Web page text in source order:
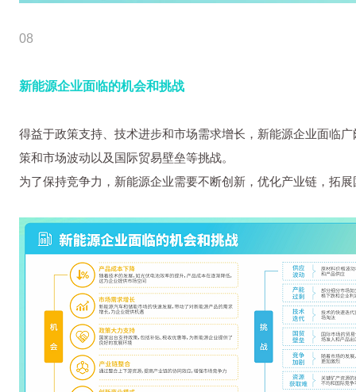
08
新能源企业面临的机会和挑战
得益于政策支持、技术进步和市场需求增长，新能源企业面临
策和市场波动以及国际贸易壁垒等挑战。
为了保持竞争力，新能源企业需要不断创新，优化产业链，拓